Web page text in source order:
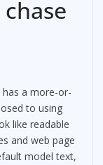
a more-or-
to using
like readable
and web page
model text,